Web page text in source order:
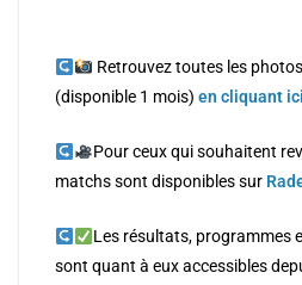
Retrouvez toutes les
(disponible 1 mois) en cliquant ici
Pour ceux qui souhaitent
matchs sont disponibles sur
Les résultats, programmes
sont quant à eux accessibles